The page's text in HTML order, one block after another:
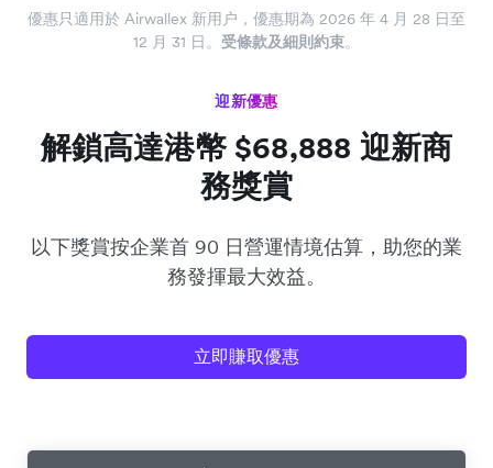
優惠只適用於 Airwallex 新用户，優惠期為 2026 年 4 月 28 日至
12 月 31 日。 受條款及細則約束。
迎新優惠
解鎖高達港幣 $68,888 迎新商
務獎賞
以下獎賞按企業首 90 日營運情境估算，助您的業
務發揮最大效益。
立即賺取優惠